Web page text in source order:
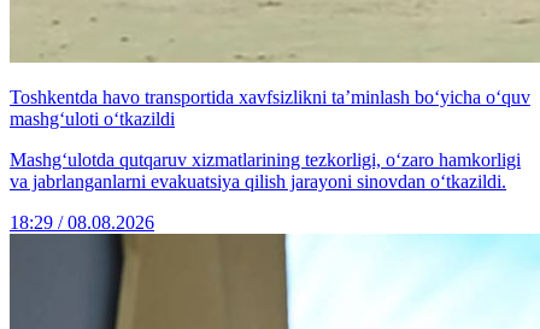
Toshkentda havo transportida xavfsizlikni ta’minlash bo‘yicha o‘quv
mashg‘uloti o‘tkazildi
Mashg‘ulotda qutqaruv xizmatlarining tezkorligi, o‘zaro hamkorligi
va jabrlanganlarni evakuatsiya qilish jarayoni sinovdan o‘tkazildi.
18:29 / 08.08.2026